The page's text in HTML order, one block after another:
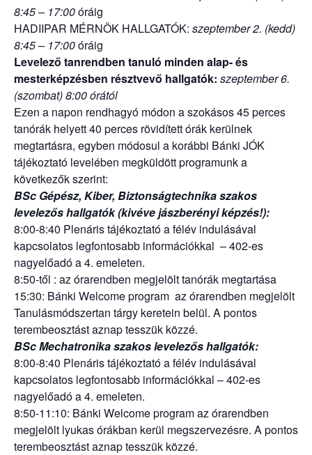
8:45 – 17:00óráig
HADIIPAR MÉRNÖK HALLGATÓK: szeptember 2. (kedd)
8:45 – 17:00óráig
Levelező tanrendben tanuló minden alap- és
mesterképzésben résztvevő hallgatók: szeptember 6.
(szombat) 8:00 órától
Ezen a napon rendhagyó módon a szokásos 45 perces
tanórák helyett 40 perces rövidített órák kerülnek
megtartásra, egyben módosul a korábbi Bánki JÓK
tájékoztató levelében megküldött programunk a
következők szerint:
BSc Gépész, Kiber, Biztonságtechnika szakos
levelezős hallgatók (kivéve jászberényi képzés!):
8:00-8:40 Plenáris tájékoztató a félév indulásával
kapcsolatos legfontosabb információkkal – 402-es
nagyelőadó a 4. emeleten.
8:50-től : az órarendben megjelölt tanórák megtartása
15:30: Bánki Welcome program az órarendben megjelölt
Tanulásmódszertan tárgy keretein belül. A pontos
terembeosztást aznap tesszük közzé.
BSc Mechatronika szakos levelezős hallgatók:
8:00-8:40 Plenáris tájékoztató a félév indulásával
kapcsolatos legfontosabb információkkal – 402-es
nagyelőadó a 4. emeleten.
8:50-11:10: Bánki Welcome program az órarendben
megjelölt lyukas órákban kerül megszervezésre. A pontos
terembeosztást aznap tesszük közzé.